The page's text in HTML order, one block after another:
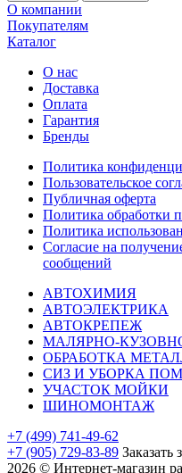
О компании
Покупателям
Каталог
О нас
Доставка
Оплата
Гарантия
Бренды
Политика
Пользовательское
Публичная оферта
Политика обработки
Политика
Согласие на
сообщений
АВТОХИМИЯ
АВТОЭЛЕКТРИКА
АВТОКРЕПЕЖ
МАЛЯРНО-
ОБРАБОТКА
СИЗ И УБОРКА
УЧАСТОК МОЙКИ
ШИНОМОНТАЖ
+7 (499) 741-49-62
+7 (905) 729-83-89 Заказать
2026 © Интернет-магазин